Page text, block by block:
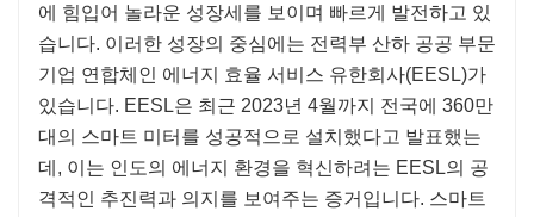
에 힘입어 놀라운 성장세를 보이며 빠르게 발전하고 있
습니다. 이러한 성장의 중심에는 전력부 산하 공공 부문
기업 연합체인 에너지 효율 서비스 유한회사(EESL)가
있습니다. EESL은 최근 2023년 4월까지 전국에 360만
대의 스마트 미터를 성공적으로 설치했다고 발표했는
데, 이는 인도의 에너지 환경을 혁신하려는 EESL의 공
격적인 추진력과 의지를 보여주는 증거입니다. 스마트